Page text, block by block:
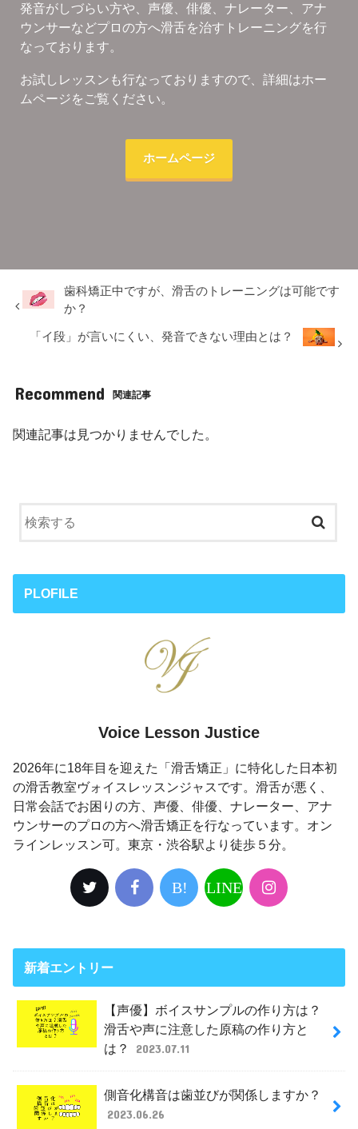
発音がしづらい方や、声優、俳優、ナレーター、アナ
ウンサーなどプロの方へ滑舌を治すトレーニングを行
なっております。
お試しレッスンも行なっておりますので、詳細はホー
ムページをご覧ください。
ホームページ
歯科矯正中ですが、滑舌のトレーニングは可能です
か？
「イ段」が言いにくい、発音できない理由とは？
Recommend 関連記事
関連記事は見つかりませんでした。
PLOFILE
Voice Lesson Justice
2026年に18年目を迎えた「滑舌矯正」に特化した日本初
の滑舌教室ヴォイスレッスンジャスです。滑舌が悪く、
日常会話でお困りの方、声優、俳優、ナレーター、アナ
ウンサーのプロの方へ滑舌矯正を行なっています。オン
ラインレッスン可。東京・渋谷駅より徒歩５分。
B! LINE
新着エントリー
【声優】ボイスサンプルの作り方は？
滑舌や声に注意した原稿の作り方と
は？
2023.07.11
側音化構音は歯並びが関係しますか？
2023.06.26